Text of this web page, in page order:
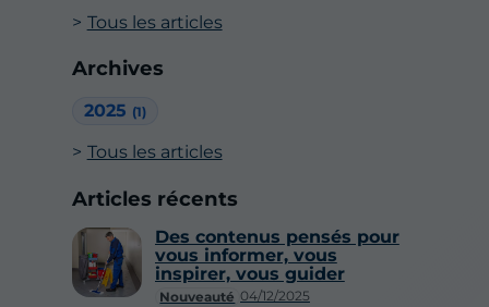
Tous les articles
Archives
2025 (1)
Tous les articles
Articles récents
Nouveauté 04/12/2025
Des contenus pensés pour
vous informer, vous
inspirer, vous guider